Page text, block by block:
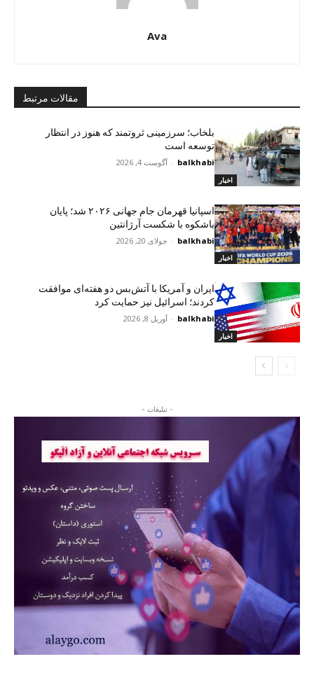
Ava
مقالات مرتبط
اخبار
بلخاب؛ سرزمینی ثروتمند که هنوز در انتظار
توسعه است
balkhabi
- آگوست 4, 2026
اخبار
اسپانیا قهرمان جام جهانی ۲۰۲۶ شد؛ پایان
باشکوه با شکست آرژانتین
balkhabi
- جولای 20, 2026
اخبار
ایران و آمریکا با آتش‌بس دو هفته‌ای موافقت
کردند؛ اسرائیل نیز حمایت کرد
balkhabi
- آوریل 8, 2026
- تبلیغات -